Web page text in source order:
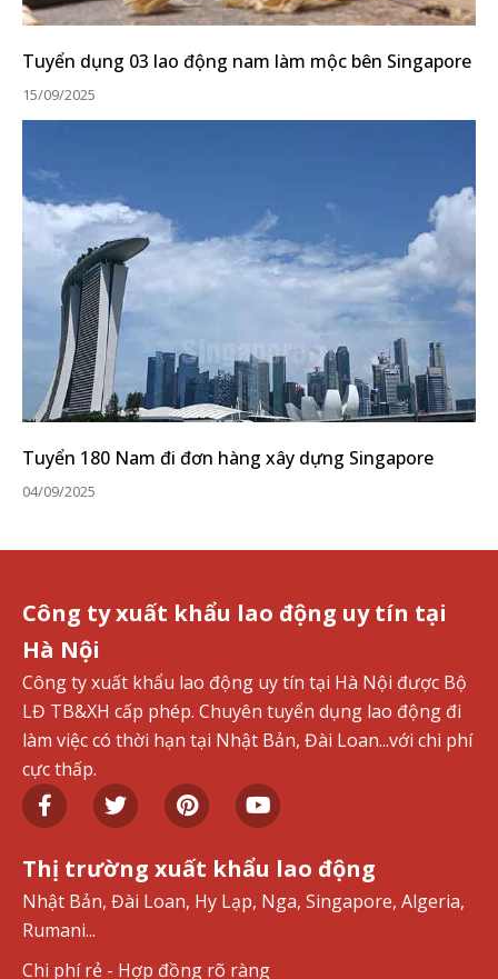
Tuyển dụng 03 lao động nam làm mộc bên Singapore
15/09/2025
Tuyển 180 Nam đi đơn hàng xây dựng Singapore
04/09/2025
Công ty xuất khẩu lao động uy tín tại
Hà Nội
Công ty xuất khẩu lao động uy tín tại Hà Nội được Bộ
LĐ TB&XH cấp phép. Chuyên tuyển dụng lao động đi
làm việc có thời hạn tại Nhật Bản, Đài Loan...với chi phí
cực thấp.
Thị trường xuất khẩu lao động
Nhật Bản, Đài Loan, Hy Lạp, Nga, Singapore, Algeria,
Rumani...
Chi phí rẻ - Hợp đồng rõ ràng